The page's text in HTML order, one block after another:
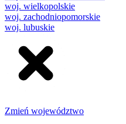
woj. wielkopolskie
woj. zachodniopomorskie
woj. lubuskie
Zmień województwo